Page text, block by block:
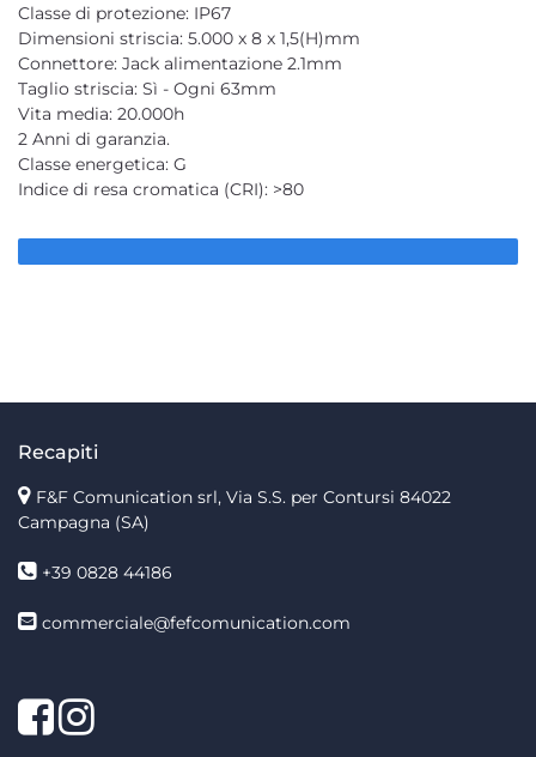
Classe di protezione: IP67
Dimensioni striscia: 5.000 x 8 x 1,5(H)mm
Connettore: Jack alimentazione 2.1mm
Taglio striscia: Sì - Ogni 63mm
Vita media: 20.000h
2 Anni di garanzia.
Classe energetica: G
Indice di resa cromatica (CRI): >80
Recapiti
F&F Comunication srl, Via S.S. per Contursi 84022
Campagna (SA)
+39 0828 44186
commerciale@fefcomunication.com
Facebook
Twitter